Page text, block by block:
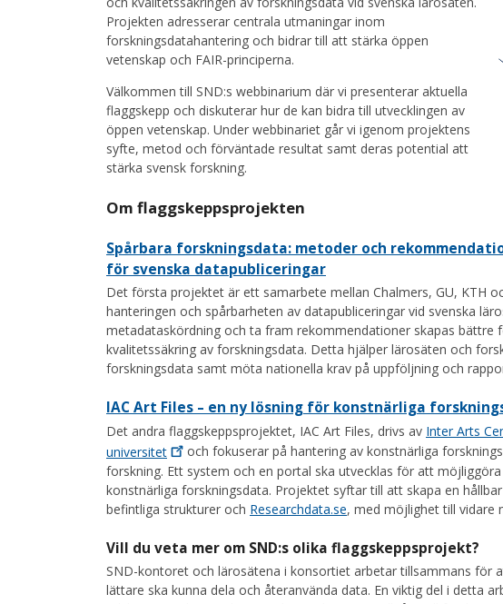
Projekten adresserar centrala utmaningar inom
forskningsdatahantering och bidrar till att stärka öppen
vetenskap och FAIR-principerna.
Välkommen till SND:s webbinarium där vi presenterar aktuella
flaggskepp och diskuterar hur de kan bidra till utvecklingen av
öppen vetenskap. Under webbinariet går vi igenom projektens
syfte, metod och förväntade resultat samt deras potential att
stärka svensk forskning.
Om flaggskeppsprojekten
Spårbara forskningsdata: metoder och
för svenska datapubliceringar
Det första projektet är ett samarbete mellan Chalmers, GU, KTH
hanteringen och spårbarheten av datapubliceringar vid svenska
metadataskördning och ta fram rekommendationer skapas bättre
kvalitetssäkring av forskningsdata. Detta hjälper lärosäten och
forskningsdata samt möta nationella krav på uppföljning och
IAC Art Files – en ny lösning för konstnärliga
Det andra flaggskeppsprojektet, IAC Art Files, drivs av Inter Arts
universitet
och fokuserar på hantering av konstnärliga
forskning. Ett system och en portal ska utvecklas för att
konstnärliga forskningsdata. Projektet syftar till att skapa en
befintliga strukturer och Researchdata.se, med möjlighet till vidare
Vill du veta mer om SND:s olika flaggskeppsprojekt?
SND-kontoret och lärosätena i konsortiet arbetar tillsammans för
lättare ska kunna dela och återanvända data. En viktig del i detta